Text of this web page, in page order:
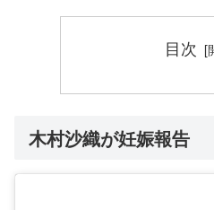
目次
木村沙織が妊娠報告